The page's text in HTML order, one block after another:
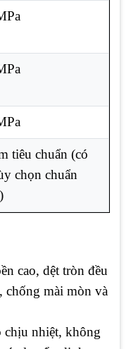
tiêu chuẩn (có
chọn chuẩn
cao, dệt tròn đều
chống mài mòn và
chịu nhiệt, không